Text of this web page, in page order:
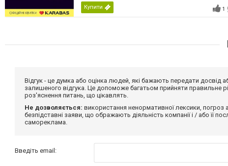
Купити 1
Відгук - це думка або оцінка людей, які бажають передати
залишеного відгука. Це допоможе багатьом прийняти правильне
роз'яснення питань, що цікавлять.
Не дозволяється: використання ненормативної лексики,
безпідставні заяви, що ображають діяльність компанії і / або її
самореклама.
Введіть email: